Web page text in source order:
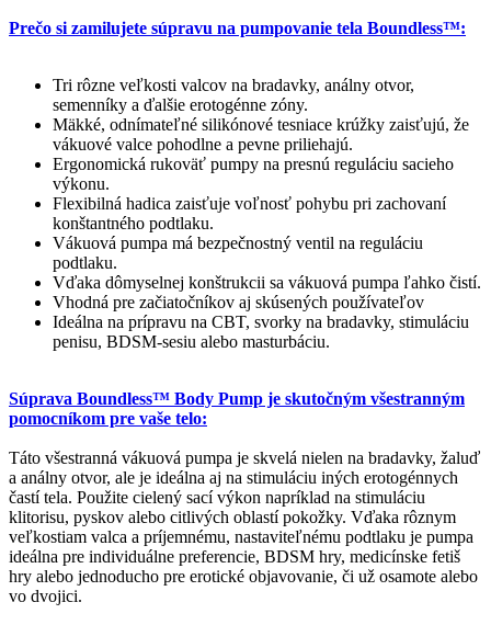
Prečo si zamilujete súpravu na pumpovanie tela Boundless™:
Tri rôzne veľkosti valcov na bradavky, análny otvor,
semenníky a ďalšie erotogénne zóny.
Mäkké, odnímateľné silikónové tesniace krúžky zaisťujú, že
vákuové valce pohodlne a pevne priliehajú.
Ergonomická rukoväť pumpy na presnú reguláciu sacieho
výkonu.
Flexibilná hadica zaisťuje voľnosť pohybu pri zachovaní
konštantného podtlaku.
Vákuová pumpa má bezpečnostný ventil na reguláciu
podtlaku.
Vďaka dômyselnej konštrukcii sa vákuová pumpa ľahko čistí.
Vhodná pre začiatočníkov aj skúsených používateľov
Ideálna na prípravu na CBT, svorky na bradavky, stimuláciu
penisu, BDSM-sesiu alebo masturbáciu.
Súprava Boundless™ Body Pump je skutočným všestranným
pomocníkom pre vaše telo:
Táto všestranná vákuová pumpa je skvelá nielen na bradavky, žaluď
a análny otvor, ale je ideálna aj na stimuláciu iných erotogénnych
častí tela. Použite cielený sací výkon napríklad na stimuláciu
klitorisu, pyskov alebo citlivých oblastí pokožky. Vďaka rôznym
veľkostiam valca a príjemnému, nastaviteľnému podtlaku je pumpa
ideálna pre individuálne preferencie, BDSM hry, medicínske fetiš
hry alebo jednoducho pre erotické objavovanie, či už osamote alebo
vo dvojici.